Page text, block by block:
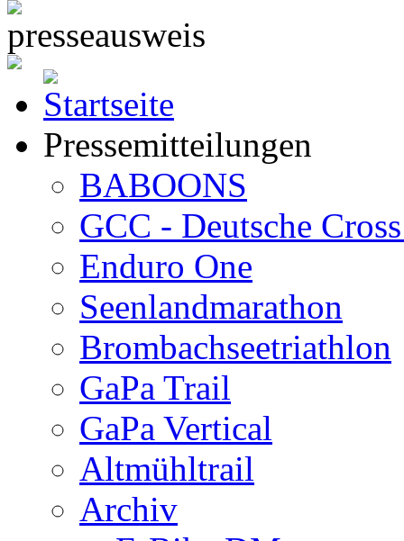
Pressemitteilungen
BABOONS
GCC - Deutsche
Enduro One
Seenlandmarathon
Brombachseetriathlon
GaPa Trail
GaPa Vertical
Altmühltrail
Archiv